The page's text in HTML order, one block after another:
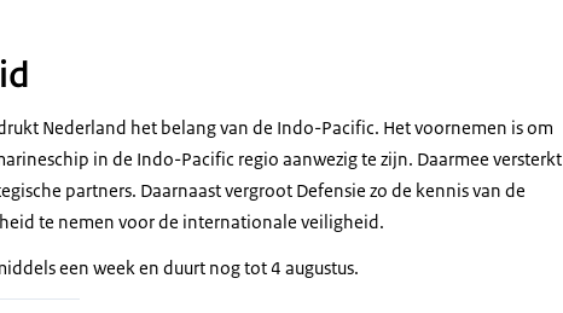
Nederland het belang van de Indo-Pacific. Het voornemen is om
in de Indo-Pacific regio aanwezig te zijn. Daarmee versterkt
partners. Daarnaast vergroot Defensie zo de kennis van de
te nemen voor de internationale veiligheid.
een week en duurt nog tot 4 augustus.